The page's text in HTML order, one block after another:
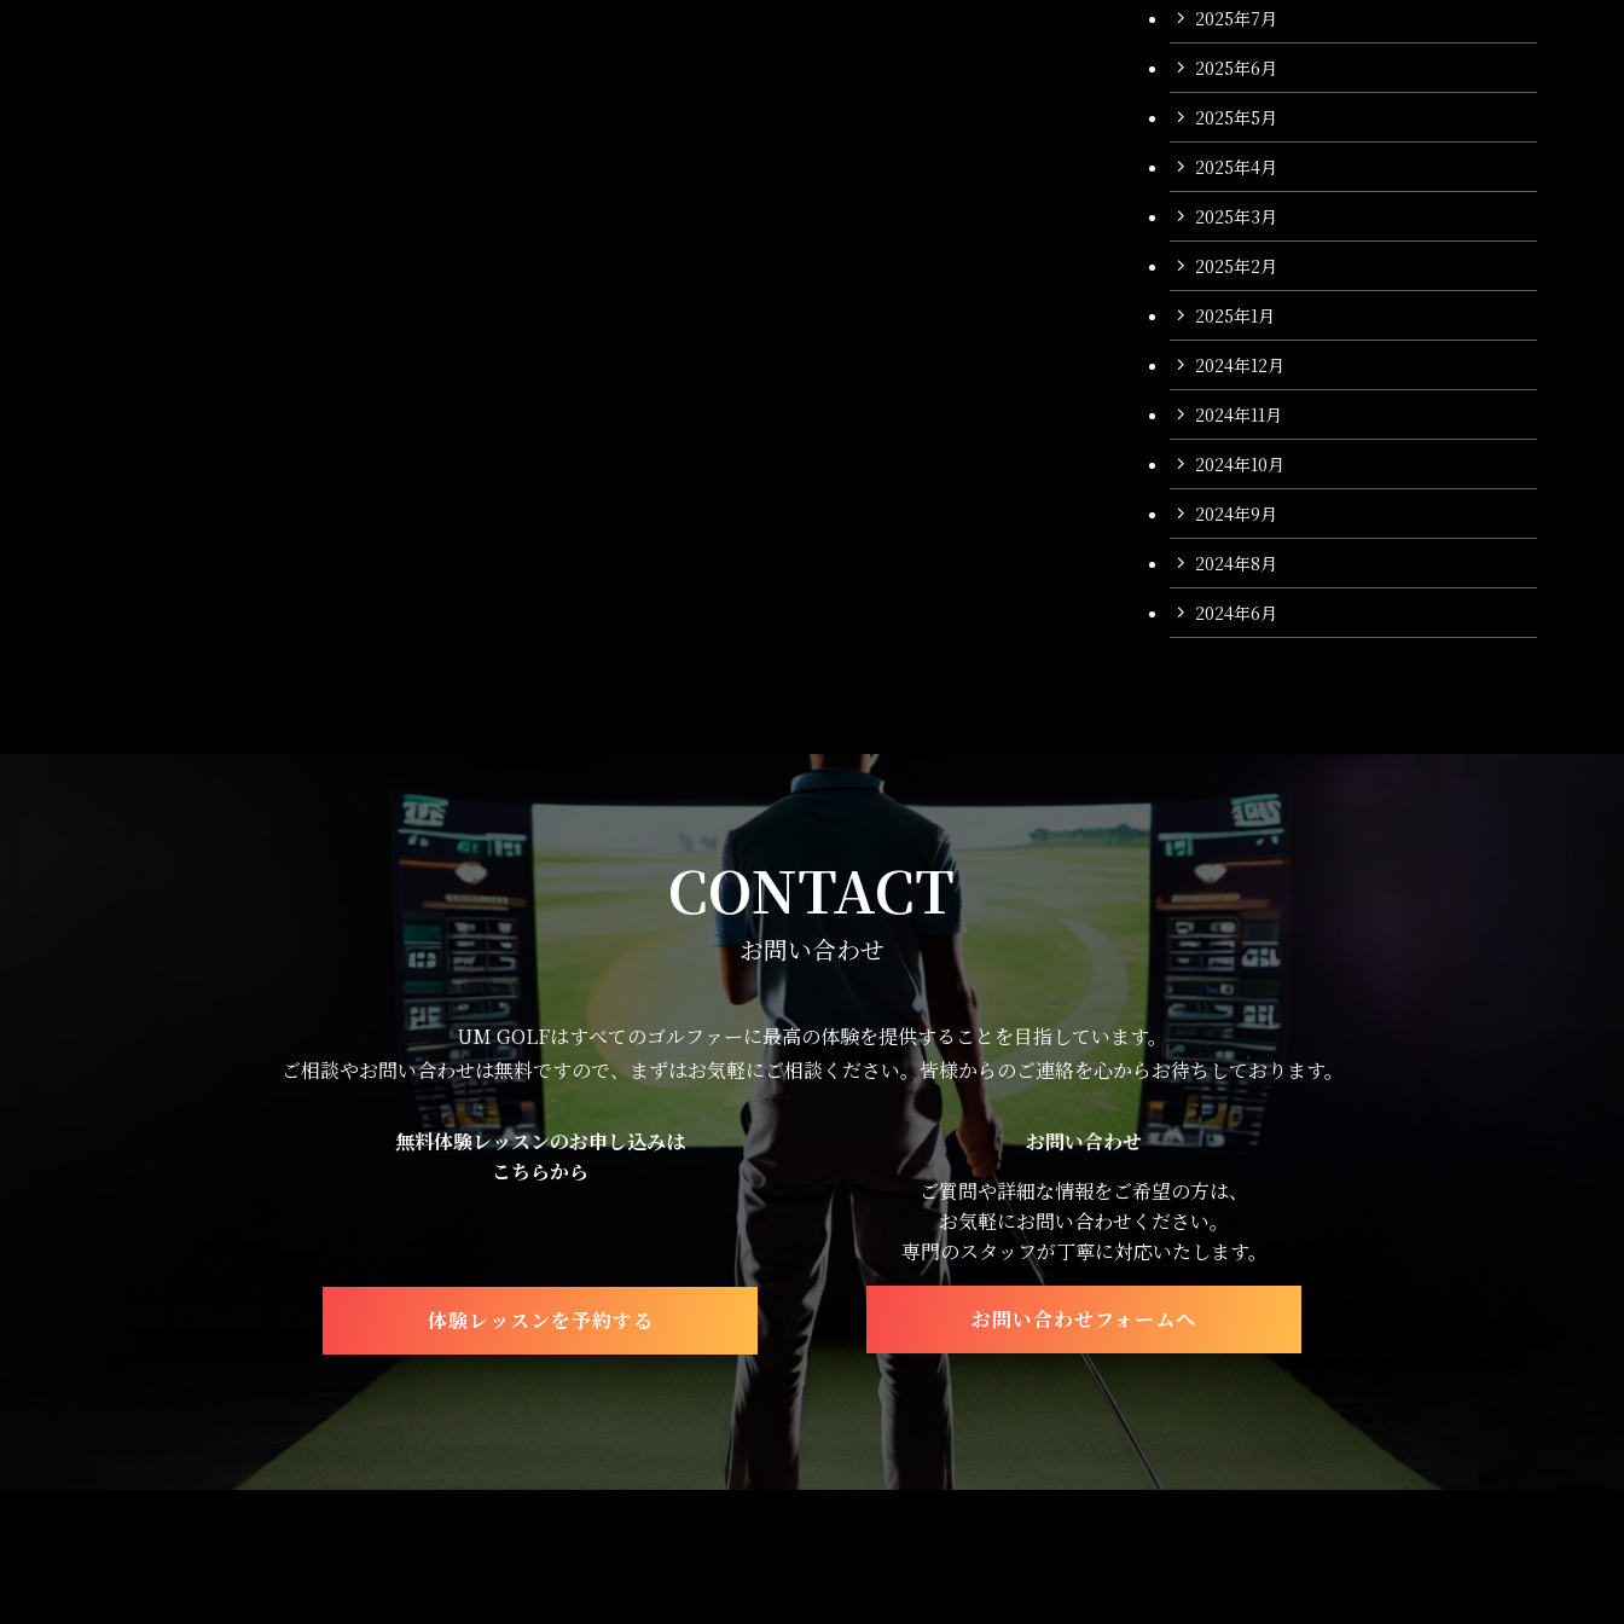
2025年7月
2025年6月
2025年5月
2025年4月
2025年3月
2025年2月
2025年1月
2024年12月
2024年11月
2024年10月
2024年9月
2024年8月
2024年6月
CONTACT
お問い合わせ
UM GOLFはすべてのゴルファーに最高の体験を提供することを目指しています。
ご相談やお問い合わせは無料ですので、まずはお気軽にご相談ください。皆様からのご連絡を心からお待ちしております。
無料体験レッスンのお申し込みは
こちらから
体験レッスンを予約する
お問い合わせ
ご質問や詳細な情報をご希望の方は、
お気軽にお問い合わせください。
専門のスタッフが丁寧に対応いたします。
お問い合わせフォームへ